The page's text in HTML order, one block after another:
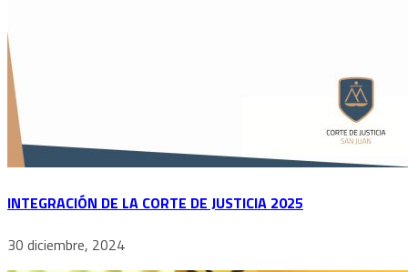
INTEGRACIÓN DE LA CORTE DE JUSTICIA 2025
30 diciembre, 2024